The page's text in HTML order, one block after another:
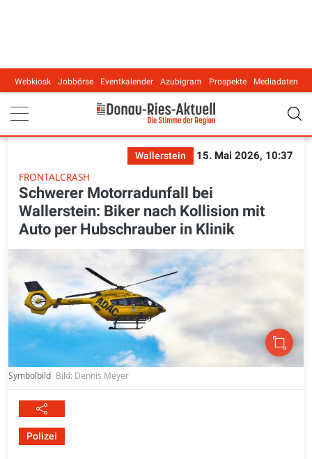
Main navigation
Webkiosk Jobbörse Eventkalender Azubigram Prospekte Mediadaten
Wallerstein
15. Mai 2026, 10:37
FRONTALCRASH
Schwerer Motorradunfall bei
Wallerstein: Biker nach Kollision mit
Auto per Hubschrauber in Klinik
Symbolbild Bild: Dennis Meyer
Polizei